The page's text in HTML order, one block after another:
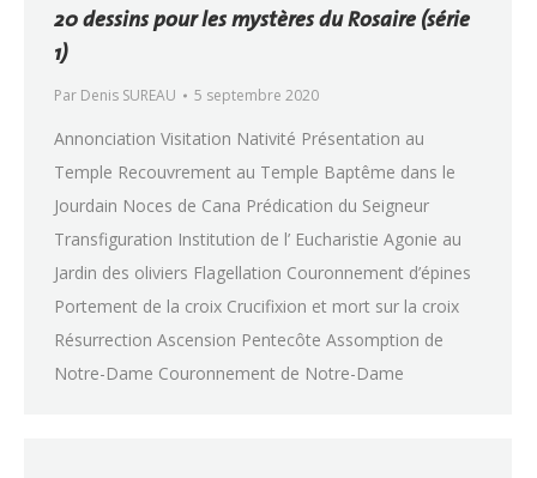
20 dessins pour les mystères du Rosaire (série
1)
Par Denis SUREAU 5 septembre 2020
Annonciation Visitation Nativité Présentation au
Temple Recouvrement au Temple Baptême dans le
Jourdain Noces de Cana Prédication du Seigneur
Transfiguration Institution de l’ Eucharistie Agonie au
Jardin des oliviers Flagellation Couronnement d’épines
Portement de la croix Crucifixion et mort sur la croix
Résurrection Ascension Pentecôte Assomption de
Notre-Dame Couronnement de Notre-Dame